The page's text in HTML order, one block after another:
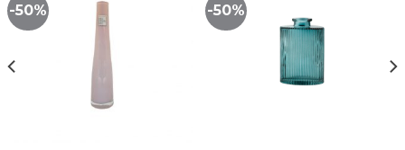
-50% -50%
seguimiento